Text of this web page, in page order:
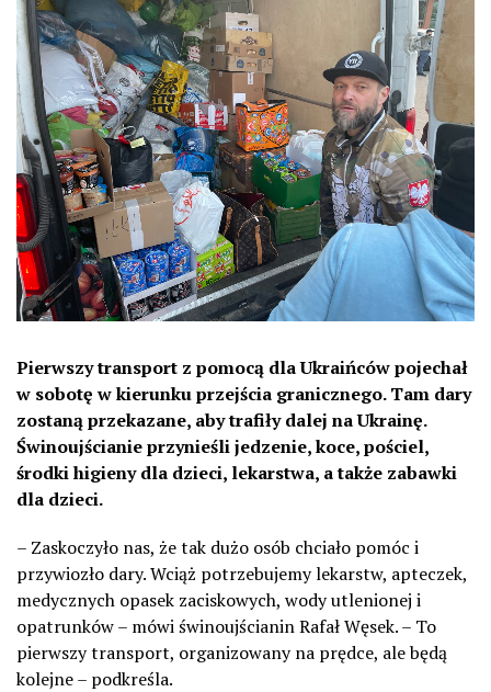
Pierwszy transport z pomocą dla Ukraińców pojechał
w sobotę w kierunku przejścia granicznego. Tam dary
zostaną przekazane, aby trafiły dalej na Ukrainę.
Świnoujścianie przynieśli jedzenie, koce, pościel,
środki higieny dla dzieci, lekarstwa, a także zabawki
dla dzieci.
– Zaskoczyło nas, że tak dużo osób chciało pomóc i
przywiozło dary. Wciąż potrzebujemy lekarstw, apteczek,
medycznych opasek zaciskowych, wody utlenionej i
opatrunków – mówi świnoujścianin Rafał Węsek. – To
pierwszy transport, organizowany na prędce, ale będą
kolejne – podkreśla.